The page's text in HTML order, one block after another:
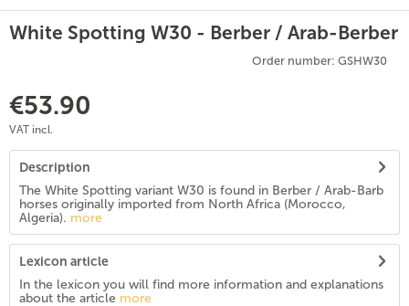
White Spotting W30 - Berber / Arab-Berber
Order number: GSHW30
€53.90
VAT incl.
Description
The White Spotting variant W30 is found in Berber / Arab-Barb
horses originally imported from North Africa (Morocco,
Algeria). more
Lexicon article
In the lexicon you will find more information and explanations
about the article more